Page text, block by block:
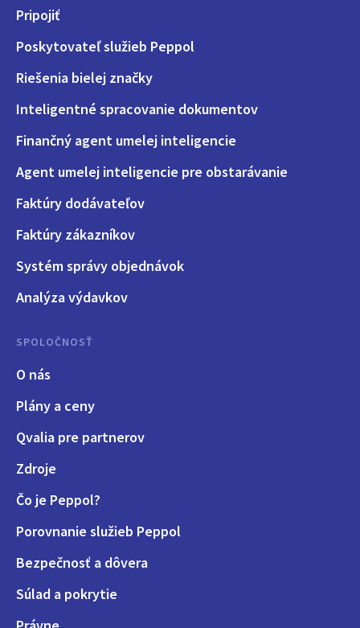
Pripojiť
Poskytovateľ služieb Peppol
Riešenia bielej značky
Inteligentné spracovanie dokumentov
Finančný agent umelej inteligencie
Agent umelej inteligencie pre obstarávanie
Faktúry dodávateľov
Faktúry zákazníkov
Systém správy objednávok
Analýza výdavkov
SPOLOČNOSŤ
O nás
Plány a ceny
Qvalia pre partnerov
Zdroje
Čo je Peppol?
Porovnanie služieb Peppol
Bezpečnosť a dôvera
Súlad a pokrytie